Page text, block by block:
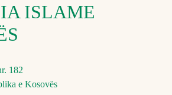
ISLAME
182
e Kosovës